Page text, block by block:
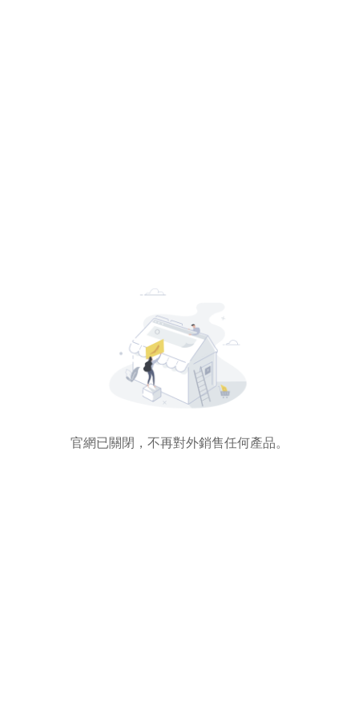
官網已關閉，不再對外銷售任何產品。